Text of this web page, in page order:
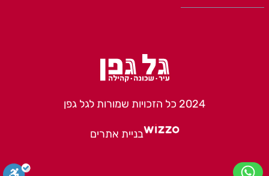
2024 כל הזכויות שמורות לגל גפן
בניית אתרים